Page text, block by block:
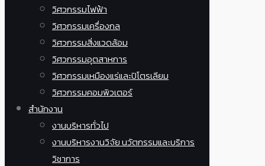
วิศวกรรมไฟฟ้า
วิศวกรรมเครื่องกล
วิศวกรรมสิ่งแวดล้อม
วิศวกรรมอุตสาหการ
วิศวกรรมเหมืองแร่และปิโตรเลียม
วิศวกรรมคอมพิวเตอร์
สำนักงาน
งานบริหารทั่วไป
งานบริหารงานวิจัย นวัตกรรมและบริการ
วิชาการ